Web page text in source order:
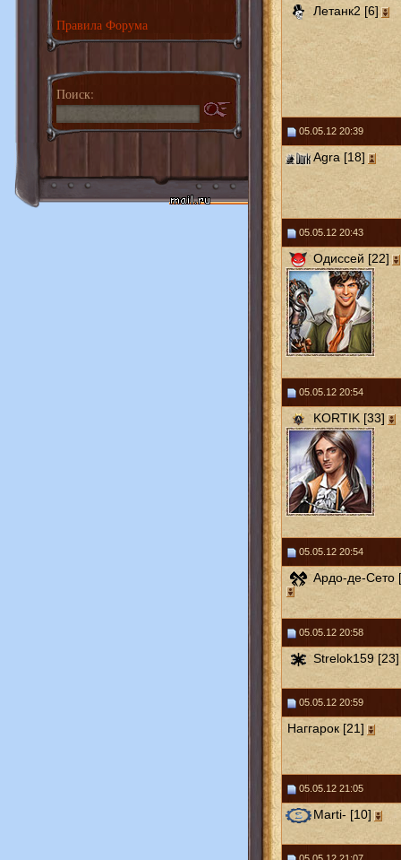
Правила Форума
Поиск:
Летанк2 [6]
05.05.12 20:39
Agra [18]
05.05.12 20:43
Одиссей [22]
05.05.12 20:54
KORTIK [33]
05.05.12 20:54
Ардо-де-Сето
05.05.12 20:58
Strelok159 [23]
05.05.12 20:59
Наггарок [21]
05.05.12 21:05
Marti- [10]